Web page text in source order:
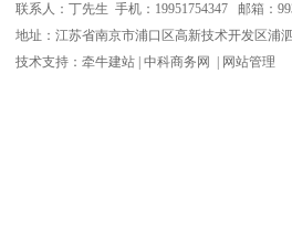
联系人：丁先生 手机：19951754347 邮箱：
地址：江苏省南京市浦口区高新技术开发区浦
技术支持： 牵牛建站 中科商务网 网站管理